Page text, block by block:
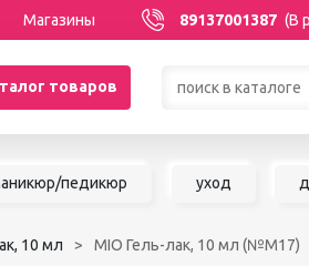
Магазины 89137001387 (В
товаров
Товары со скидками по
педикюр уход
10 мл MIO Гель-лак, 10 мл (№М17)